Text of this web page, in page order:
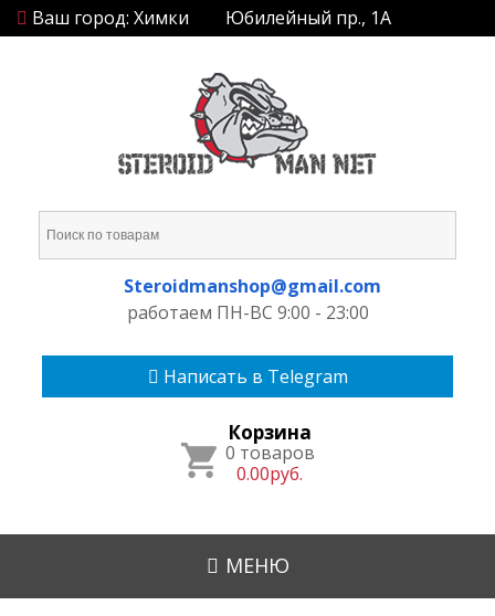
Ваш город: Химки Юбилейный пр., 1А
Steroidmanshop@gmail.com
работаем ПН-ВС 9:00 - 23:00
Написать в Telegram
Корзина
0 товаров
0.00руб.
МЕНЮ